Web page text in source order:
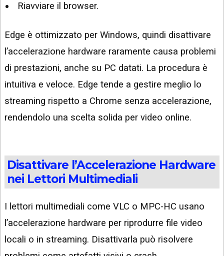
Riavviare il browser.
Edge è ottimizzato per Windows, quindi disattivare
l’accelerazione hardware raramente causa problemi
di prestazioni, anche su PC datati. La procedura è
intuitiva e veloce. Edge tende a gestire meglio lo
streaming rispetto a Chrome senza accelerazione,
rendendolo una scelta solida per video online.
Disattivare l’Accelerazione Hardware
nei Lettori Multimediali
I lettori multimediali come VLC o MPC-HC usano
l’accelerazione hardware per riprodurre file video
locali o in streaming. Disattivarla può risolvere